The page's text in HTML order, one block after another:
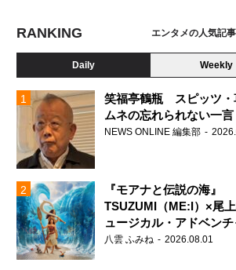
RANKING エンタメの人気記
Daily Weekly
笑福亭鶴瓶 スピッツ・
ムネの忘れられない一言
NEWS ONLINE 編集部
『モアナと伝説の海』
TSUZUMI（ME:I）×尾
ュージカル・アドベン
声を響かせる
八雲 ふみね 2026.08.01